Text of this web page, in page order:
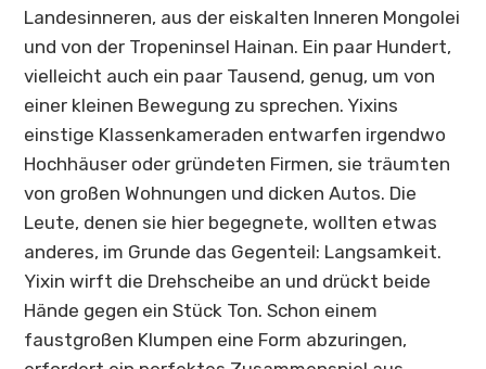
Landesinneren, aus der eiskalten Inneren Mongolei
und von der Tropeninsel Hainan. Ein paar Hundert,
vielleicht auch ein paar Tausend, genug, um von
einer kleinen Bewegung zu sprechen. Yixins
einstige Klassenkameraden entwarfen irgendwo
Hochhäuser oder gründeten Firmen, sie träumten
von großen Wohnungen und dicken Autos. Die
Leute, denen sie hier begegnete, wollten etwas
anderes, im Grunde das Gegenteil: Langsamkeit.
Yixin wirft die Drehscheibe an und drückt beide
Hände gegen ein Stück Ton. Schon einem
faustgroßen Klumpen eine Form abzuringen,